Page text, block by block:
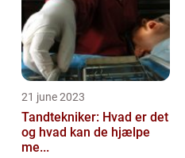
21 june 2023
Tandtekniker: Hvad er det
og hvad kan de hjælpe
me...